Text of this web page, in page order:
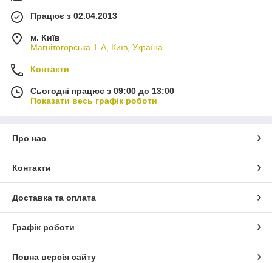
Працює з 02.04.2013
м. Київ
Магнітогорська 1-А, Київ, Україна
Контакти
Сьогодні працює з 09:00 до 13:00
Показати весь графік роботи
Про нас
Контакти
Доставка та оплата
Графік роботи
Повна версія сайту